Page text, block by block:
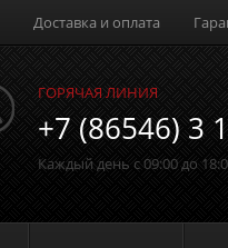
Доставка и оплата
ГОРЯЧАЯ ЛИНИЯ
+7 (86546) 3
Каждый день с 09:00 до